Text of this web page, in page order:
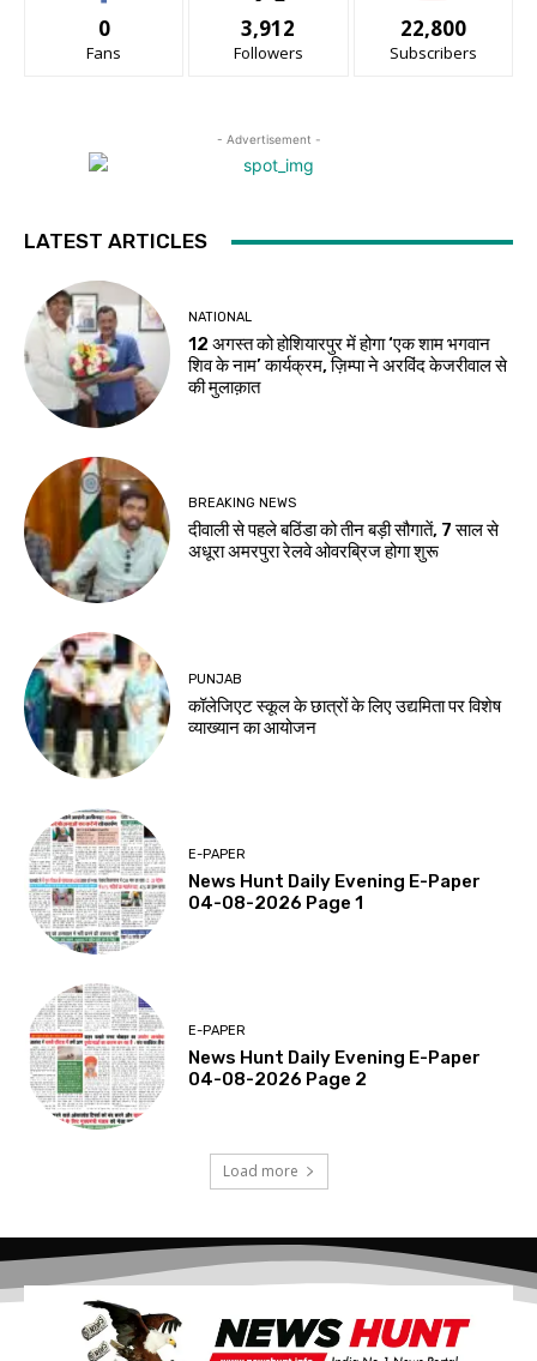
0
Fans
3,912
Followers
22,800
Subscribers
- Advertisement -
LATEST ARTICLES
NATIONAL
12 अगस्त को होशियारपुर में होगा ‘एक शाम भगवान
शिव के नाम’ कार्यक्रम, ज़िम्पा ने अरविंद केजरीवाल से
की मुलाक़ात
BREAKING NEWS
दीवाली से पहले बठिंडा को तीन बड़ी सौगातें, 7 साल से
अधूरा अमरपुरा रेलवे ओवरब्रिज होगा शुरू
PUNJAB
कॉलेजिएट स्कूल के छात्रों के लिए उद्यमिता पर विशेष
व्याख्यान का आयोजन
E-PAPER
News Hunt Daily Evening E-Paper
04-08-2026 Page 1
E-PAPER
News Hunt Daily Evening E-Paper
04-08-2026 Page 2
Load more